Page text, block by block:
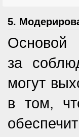
5.
за
могут
в том,